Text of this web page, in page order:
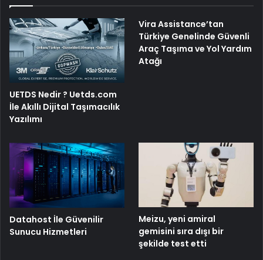
UETDS Nedir ? Uetds.com
İle Akıllı Dijital Taşımacılık
Yazılımı
Vira Assistance’tan
Türkiye Genelinde Güvenli
Araç Taşıma ve Yol Yardım
Atağı
Datahost İle Güvenilir
Sunucu Hizmetleri
Meizu, yeni amiral
gemisini sıra dışı bir
şekilde test etti